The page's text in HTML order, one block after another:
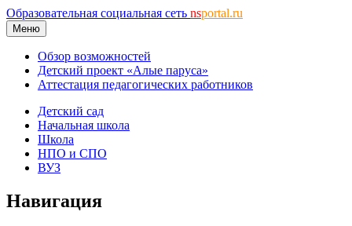
Образовательная социальная сеть nsportal.ru
Меню
Обзор возможностей
Детский проект «Алые паруса»
Аттестация педагогических работников
Детский сад
Начальная школа
Школа
НПО и СПО
ВУЗ
Навигация